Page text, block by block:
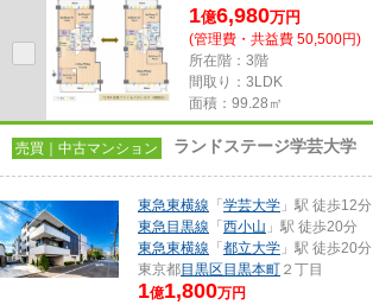
1億6,980万円
(管理費・共益費 50,500円)
所在階：3階
間取り：3LDK
面積：99.28㎡
売買｜中古マンション ランドステージ学芸大学
東急東横線 「 学芸大学 」駅 徒歩12分
東急目黒線 「 西小山 」駅 徒歩20分
東急東横線 「 都立大学 」駅 徒歩20分
東京都目黒区 目黒本町 ２丁目
1億1,800万円